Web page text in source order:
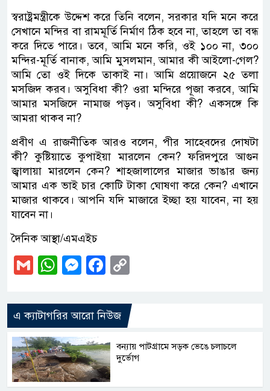
স্বরাষ্ট্রমন্ত্রীকে উদ্দেশ করে তিনি বলেন, সরকার যদি মনে করে
সেখানে মন্দির বা রামমূর্তি নির্মাণ ঠিক হবে না, তাহলে তা বন্ধ
করে দিতে পারে। তবে, আমি মনে করি, ওই ১০০ না, ৩০০
মন্দির-মূর্তি বানাক, আমি মুসলমান, আমার কী আইলো-গেল?
আমি তো ওই দিকে তাকাই না। আমি প্রয়োজনে ২৫ তলা
মসজিদ করব। অসুবিধা কী? ওরা মন্দিরে পূজা করবে, আমি
আমার মসজিদে নামাজ পড়ব। অসুবিধা কী? একসঙ্গে কি
আমরা থাকব না?
প্রবীণ এ রাজনীতিক আরও বলেন, পীর সাহেবদের দোষটা
কী? কুষ্টিয়াতে কুপাইয়া মারলেন কেন? ফরিদপুরে আগুন
জ্বালায়া মারলেন কেন? শাহজালালের মাজার ভাঙার জন্য
আমার এক ভাই চার কোটি টাকা ঘোষণা করে কেন? এখানে
মাজার থাকবে। আপনি যদি মাজারে ইচ্ছা হয় যাবেন, না হয়
যাবেন না।
দৈনিক আস্থা/এমএইচ
GmailWhatsApp
Messenger
Facebook
এ ক্যাটাগরির আরো নিউজ
বন্যায় পাটগ্রামে সড়ক ভেঙে চলাচলে
দুর্ভোগ